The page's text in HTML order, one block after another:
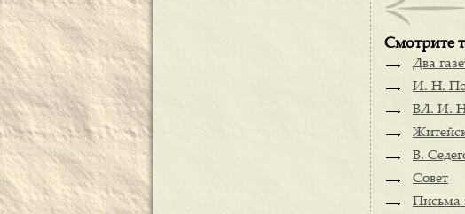
Смотрите
Два
И. Н.
ВЛ. И.
В.
Совет
Письма